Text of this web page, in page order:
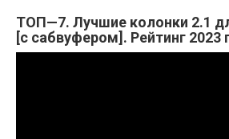
ТОП—7. Лучшие колонки 2.1
[с сабвуфером]. Рейтинг 2023